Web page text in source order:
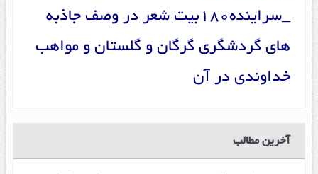
_سراینده180بیت شعر در وصف جاذبه
های گردشگری گرگان و گلستان و مواهب
خداوندی در آن
آخرین مطالب